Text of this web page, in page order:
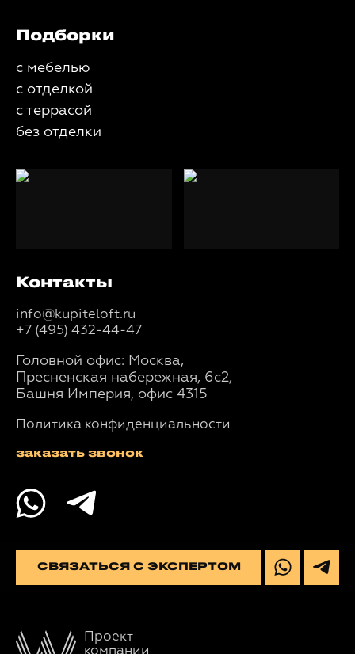
Подборки
с мебелью
с отделкой
с террасой
без отделки
Контакты
info@kupiteloft.ru
+7 (495) 432-44-47
Головной офис: Москва,
Пресненская набережная, 6с2,
Башня Империя, офис 4315
Политика конфиденциальности
заказать звонок
Проект
компании
СВЯЗАТЬСЯ С ЭКСПЕРТОМ